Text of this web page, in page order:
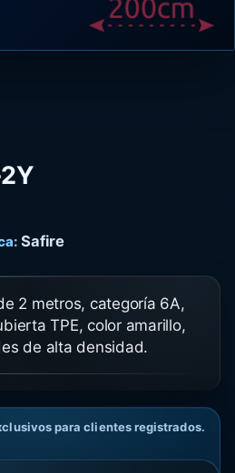
Safire
2 metros, categoría 6A,
TPE, color amarillo,
de alta densidad.
para clientes registrados.